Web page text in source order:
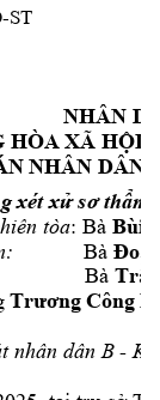
-ST
NHÂN
HÒA XÃ HỘI
NHÂN DÂN
xét xử sơ thẩm
tòa: Bà Bùi
Bà
Bà
Trương Công
nhân dân B -